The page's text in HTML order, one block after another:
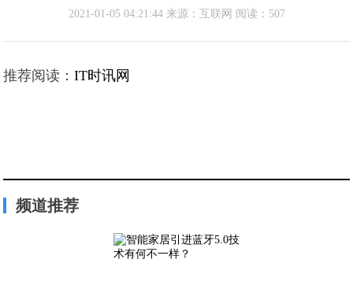
2021-01-05 04:21:44 来源：互联网 阅读：507
推荐阅读：IT时讯网
频道推荐